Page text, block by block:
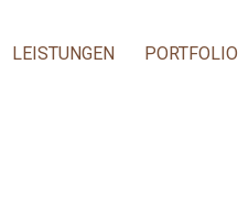
LEISTUNGEN PORTFOLIO